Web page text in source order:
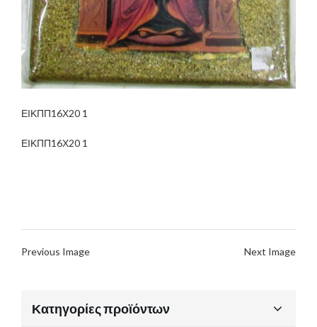
ΕΙΚΠΠ16Χ20 1
ΕΙΚΠΠ16Χ20 1
Previous Image Next Image
Κατηγορίες προϊόντων